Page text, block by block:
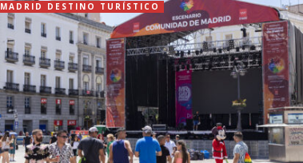
MADRID DESTINO TURÍSTICO